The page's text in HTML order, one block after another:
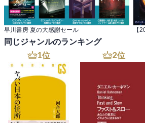
【著者略歴】
ヴェラ・ニコルスキ
政治学博士。旧ソ連の科学者一家に生まれ
フランスに移住。エコール・ノルマル・シ
師範学校）を卒業し、社会科学のＤＥＡ（
治学の博士号を取得。著書に『女新世』他。
【訳者略歴】
橘明美（たちばな・あけみ）
仏語・英語翻訳家。お茶の水女子大学文教
早川書房 夏の大感謝セール
同じジャンルのランキング
1位 2位